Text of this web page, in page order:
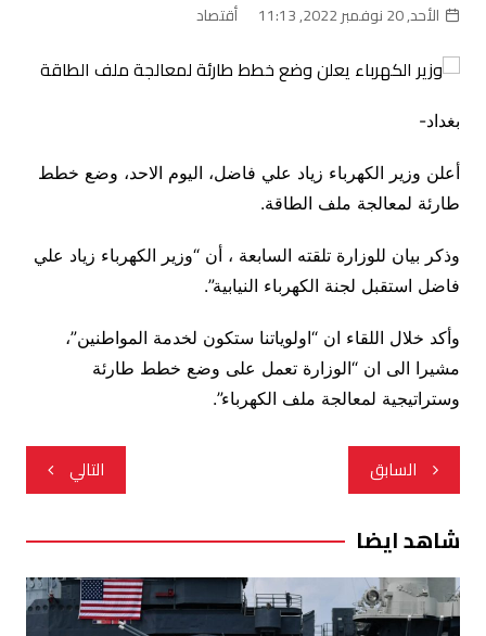
الأحد, 20 نوفمبر 2022, 11:13 أقتصاد
بغداد-
أعلن وزير الكهرباء زياد علي فاضل، اليوم الاحد، وضع خطط
طارئة لمعالجة ملف الطاقة.
وذكر بيان للوزارة تلقته السابعة ، أن “وزير الكهرباء زياد علي
فاضل استقبل لجنة الكهرباء النيابية”.
وأكد خلال اللقاء ان “اولوياتنا ستكون لخدمة المواطنين”،
مشيرا الى ان “الوزارة تعمل على وضع خطط طارئة
وستراتيجية لمعالجة ملف الكهرباء”.
تصفّح
المقالات
السابق التالي
شاهد ايضا